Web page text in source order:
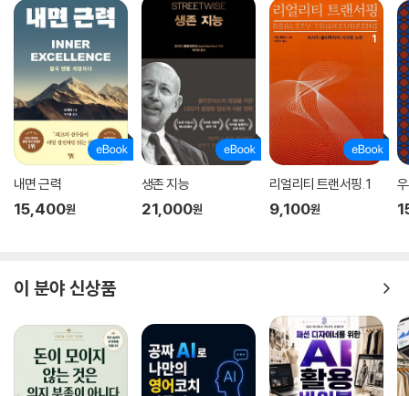
장을 실행하게 해주는 안내자 역할을 할 것이라 확신한다.
내면 근력
15,400원
생존 지능
21,000원
리얼리티 트랜서핑. 1
9,100원
이 분야 신상품